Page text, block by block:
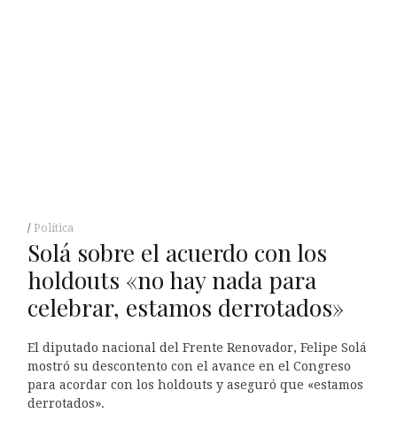
Política
Solá sobre el acuerdo con los
holdouts «no hay nada para
celebrar, estamos derrotados»
El diputado nacional del Frente Renovador, Felipe Solá
mostró su descontento con el avance en el Congreso
para acordar con los holdouts y aseguró que «estamos
derrotados».